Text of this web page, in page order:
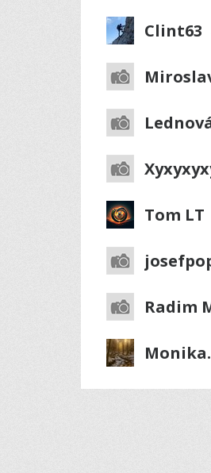
Clint63
Tom LT
Radim
Monika.